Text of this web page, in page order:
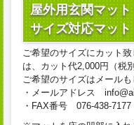
屋外用玄関マッ
サイズ対応マット
ご希望のサイズにカット
は、カット代2,000円（税
ご希望のサイズはメール
・メールアドレス
・FAX番号 076-438-7177